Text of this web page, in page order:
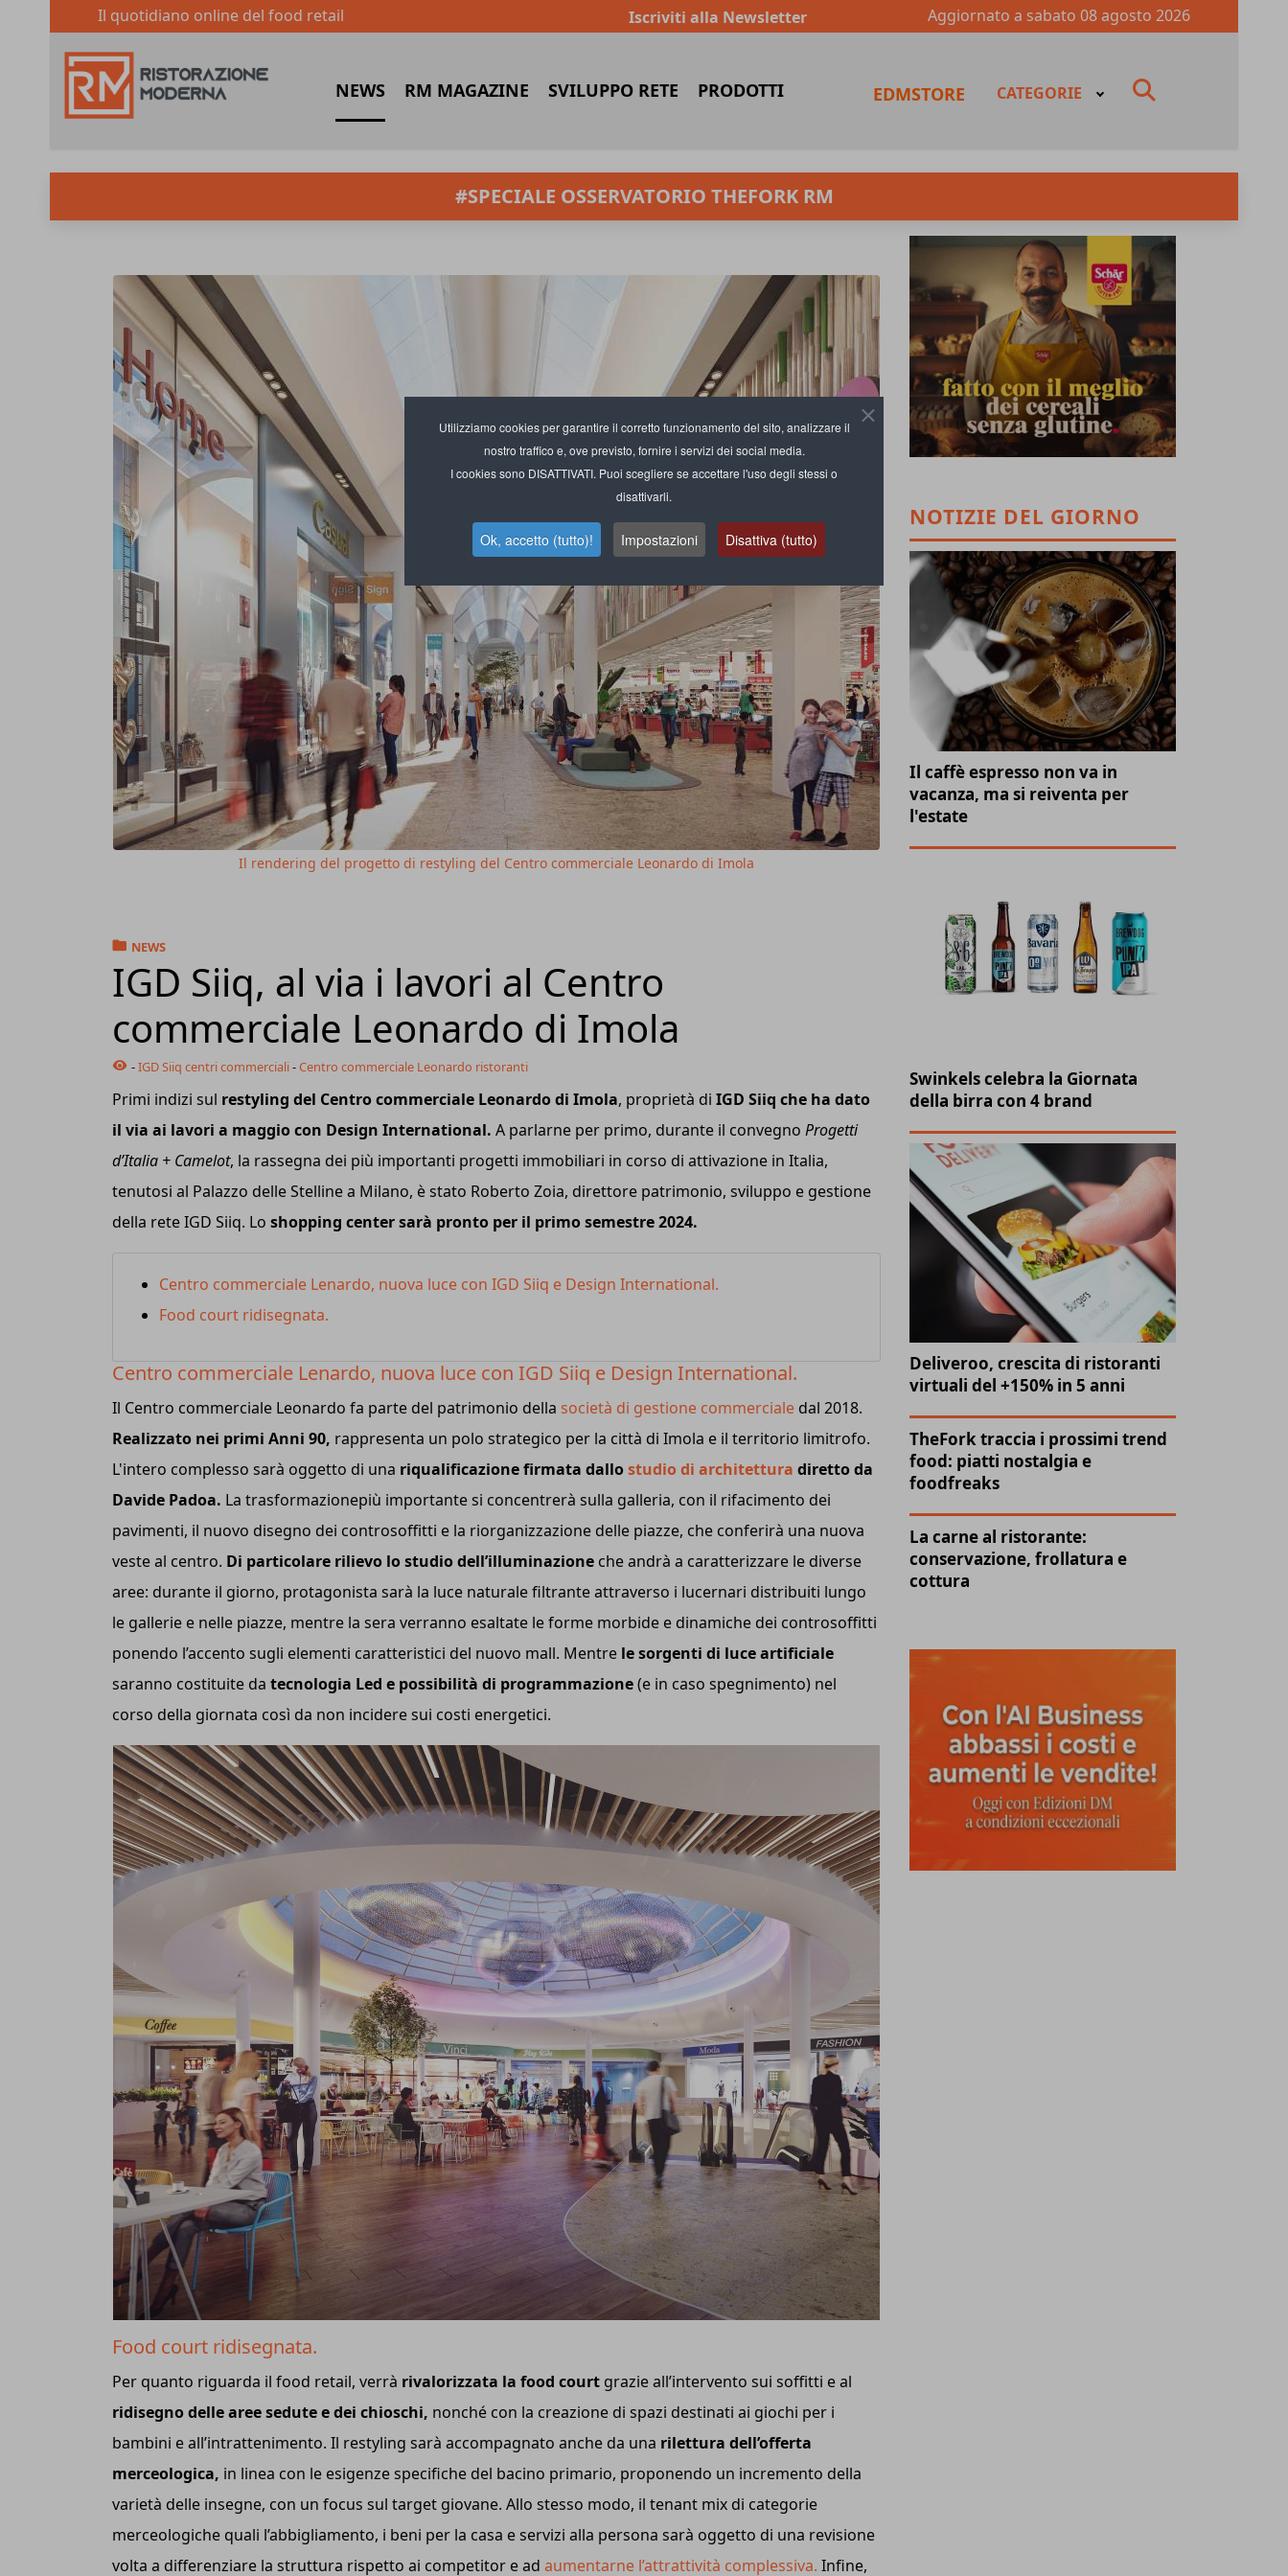
Utilizziamo cookies per garantire il corretto funzionamento del sito, analizzare il
nostro traffico e, ove previsto, fornire i servizi dei social media.
I cookies sono DISATTIVATI. Puoi scegliere se accettare l'uso degli stessi o
disattivarli.
Ok, accetto (tutto)! Impostazioni Disattiva (tutto)
Il quotidiano online del food retail Iscriviti alla Newsletter Aggiornato a sabato 08 agosto 2026
NEWS RM MAGAZINE SVILUPPO RETE PRODOTTI EDMSTORE CATEGORIE
#SPECIALE OSSERVATORIO THEFORK RM
Il rendering del progetto di restyling del Centro commerciale Leonardo di Imola
NEWS
IGD Siiq, al via i lavori al Centro
commerciale Leonardo di Imola
-IGD Siiq centri commerciali-Centro commerciale Leonardo ristoranti
Primi indizi sul restyling del Centro commerciale Leonardo di Imola, proprietà di IGD Siiq che ha dato
il via ai lavori a maggio con Design International. A parlarne per primo, durante il convegno Progetti
d’Italia + Camelot, la rassegna dei più importanti progetti immobiliari in corso di attivazione in Italia,
tenutosi al Palazzo delle Stelline a Milano, è stato Roberto Zoia, direttore patrimonio, sviluppo e gestione
della rete IGD Siiq. Lo shopping center sarà pronto per il primo semestre 2024.
Centro commerciale Lenardo, nuova luce con IGD Siiq e Design International.
Food court ridisegnata.
Centro commerciale Lenardo, nuova luce con IGD Siiq e Design International.
Il Centro commerciale Leonardo fa parte del patrimonio della società di gestione commerciale dal 2018.
Realizzato nei primi Anni 90, rappresenta un polo strategico per la città di Imola e il territorio limitrofo.
L'intero complesso sarà oggetto di una riqualificazione firmata dallostudio di architettura diretto da
Davide Padoa. La trasformazionepiù importante si concentrerà sulla galleria, con il rifacimento dei
pavimenti, il nuovo disegno dei controsoffitti e la riorganizzazione delle piazze, che conferirà una nuova
veste al centro. Di particolare rilievo lo studio dell’illuminazione che andrà a caratterizzare le diverse
aree: durante il giorno, protagonista sarà la luce naturale filtrante attraverso i lucernari distribuiti lungo
le gallerie e nelle piazze, mentre la sera verranno esaltate le forme morbide e dinamiche dei controsoffitti
ponendo l’accento sugli elementi caratteristici del nuovo mall. Mentre le sorgenti di luce artificiale
saranno costituite da tecnologia Led e possibilità di programmazione(e in caso spegnimento) nel
corso della giornata così da non incidere sui costi energetici.
Food court ridisegnata.
Per quanto riguarda il food retail, verrà rivalorizzata la food court grazie all’intervento sui soffitti e al
ridisegno delle aree sedute e dei chioschi, nonché con la creazione di spazi destinati ai giochi per i
bambini e all’intrattenimento. Il restyling sarà accompagnato anche da una rilettura dell’offerta
merceologica, in linea con le esigenze specifiche del bacino primario, proponendo un incremento della
varietà delle insegne, con un focus sul target giovane. Allo stesso modo, il tenant mix di categorie
merceologiche quali l’abbigliamento, i beni per la casa e servizi alla persona sarà oggetto di una revisione
volta a differenziare la struttura rispetto ai competitor e ad aumentarne l’attrattività complessiva. Infine,
NOTIZIE DEL GIORNO
Il caffè espresso non va in
vacanza, ma si reiventa per
l'estate
Swinkels celebra la Giornata
della birra con 4 brand
Deliveroo, crescita di ristoranti
virtuali del +150% in 5 anni
TheFork traccia i prossimi trend
food: piatti nostalgia e
foodfreaks
La carne al ristorante:
conservazione, frollatura e
cottura